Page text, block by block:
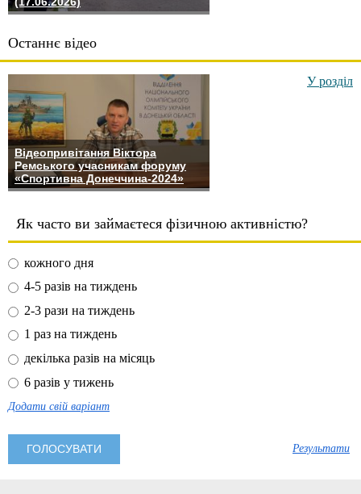
Останнє відео
Відеопривітання Віктора
Ремського учасникам форуму
«Спортивна Донеччина-2024»
У розділ
Як часто ви займаєтеся фізичною активністю?
кожного дня
4-5 разів на тиждень
2-3 рази на тиждень
1 раз на тиждень
декілька разів на місяць
6 разів у тижень
Додати свій варіант
Результати